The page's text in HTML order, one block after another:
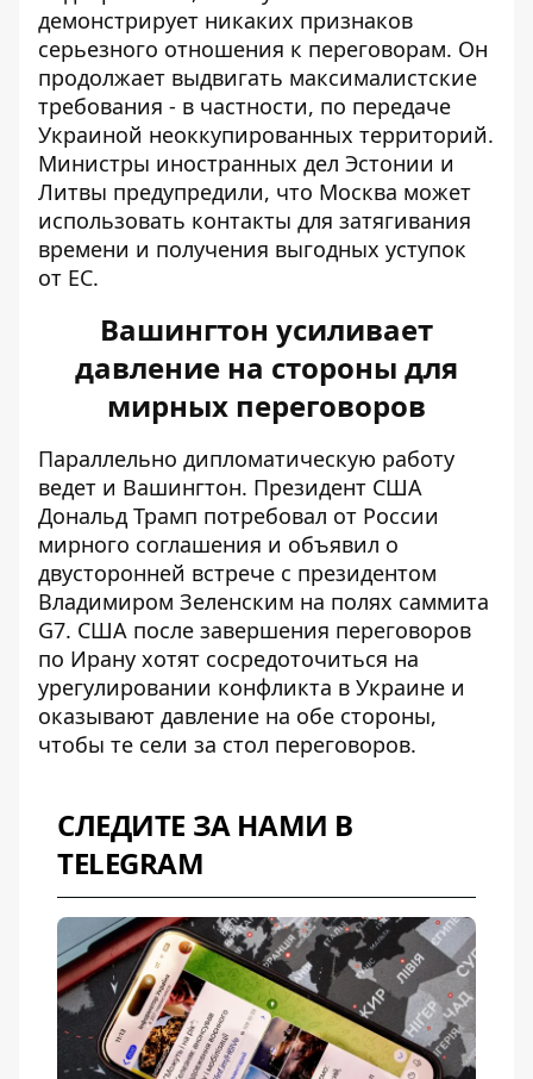
демонстрирует никаких признаков
серьезного отношения к переговорам. Он
продолжает выдвигать максималистские
требования - в частности, по передаче
Украиной неоккупированных территорий.
Министры иностранных дел Эстонии и
Литвы предупредили, что Москва может
использовать контакты для затягивания
времени и получения выгодных уступок
от ЕС.
Вашингтон усиливает
давление на стороны для
мирных переговоров
Параллельно дипломатическую работу
ведет и Вашингтон. Президент США
Дональд Трамп потребовал от России
мирного соглашения и объявил о
двусторонней встрече с президентом
Владимиром Зеленским на полях саммита
G7. США после завершения переговоров
по Ирану хотят сосредоточиться на
урегулировании конфликта в Украине и
оказывают давление на обе стороны,
чтобы те сели за стол переговоров.
СЛЕДИТЕ ЗА НАМИ В
TELEGRAM